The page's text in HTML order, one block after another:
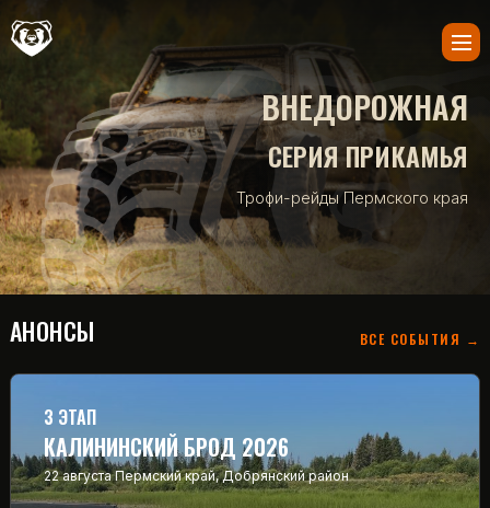
ВНЕДОРОЖНАЯ
СЕРИЯ ПРИКАМЬЯ
Трофи-рейды Пермского края
АНОНСЫ ВСЕ СОБЫТИЯ →
3 ЭТАП
КАЛИНИНСКИЙ БРОД 2026
22 августа Пермский край, Добрянский район